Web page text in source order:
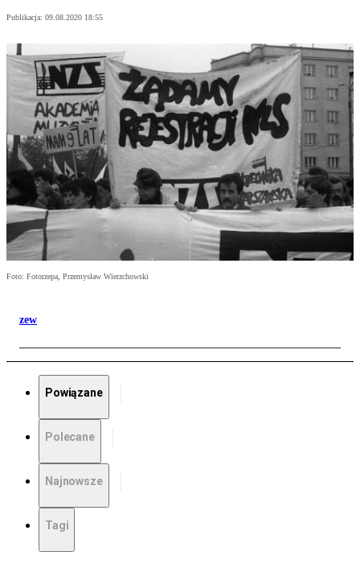
Publikacja: 09.08.2020 18:55
Foto: Fotorzepa, Przemysław Wierzchowski
zew
Powiązane
Polecane
Najnowsze
Tagi